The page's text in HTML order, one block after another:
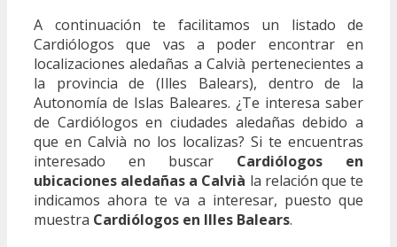
A continuación te facilitamos un listado de
Cardiólogos que vas a poder encontrar en
localizaciones aledañas a Calvià pertenecientes a
la provincia de (Illes Balears), dentro de la
Autonomía de Islas Baleares. ¿Te interesa saber
de Cardiólogos en ciudades aledañas debido a
que en Calvià no los localizas? Si te encuentras
interesado en buscar Cardiólogos en
ubicaciones aledañas a Calvià la relación que te
indicamos ahora te va a interesar, puesto que
muestra Cardiólogos en Illes Balears.